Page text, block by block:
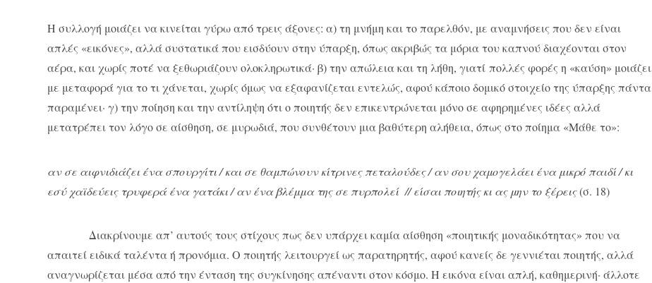
Η συλλογή μοιάζει να κινείται γύρω από τρεις άξονες: α) τη μνήμη και το παρελθόν, με αναμνήσεις που δεν είναι
απλές «εικόνες», αλλά συστατικά που εισδύουν στην ύπαρξη, όπως ακριβώς τα μόρια του καπνού διαχέονται στον
αέρα, και χωρίς ποτέ να ξεθωριάζουν ολοκληρωτικά· β) την απώλεια και τη λήθη, γιατί πολλές φορές η «καύση» μοιάζει
με μεταφορά για το τι χάνεται, χωρίς όμως να εξαφανίζεται εντελώς, αφού κάποιο δομικό στοιχείο της ύπαρξης πάντα
παραμένει· γ) την ποίηση και την αντίληψη ότι ο ποιητής δεν επικεντρώνεται μόνο σε αφηρημένες ιδέες αλλά
μετατρέπει τον λόγο σε αίσθηση, σε μυρωδιά, που συνθέτουν μια βαθύτερη αλήθεια, όπως στο ποίημα «Μάθε το»:
αν σε αιφνιδιάζει ένα σπουργίτι / και σε θαμπώνουν κίτρινες πεταλούδες / αν σου χαμογελάει ένα μικρό παιδί / κι
εσύ χαϊδεύεις τρυφερά ένα γατάκι / αν ένα βλέμμα της σε πυρπολεί // είσαι ποιητής κι ας μην το ξέρεις(σ. 18)
Διακρίνουμε απ’ αυτούς τους στίχους πως δεν υπάρχει καμία αίσθηση «ποιητικής μοναδικότητας» που να
απαιτεί ειδικά ταλέντα ή προνόμια. Ο ποιητής λειτουργεί ως παρατηρητής, αφού κανείς δε γεννιέται ποιητής, αλλά
αναγνωρίζεται μέσα από την ένταση της συγκίνησης απέναντι στον κόσμο. Η εικόνα είναι απλή, καθημερινή· άλλοτε